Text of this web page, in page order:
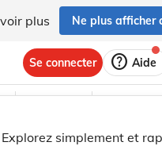
plus Ne plus afficher
Se connecter help Aide
Explorez simplement et